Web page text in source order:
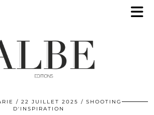
22 JUILLET 2025
SHOOTING
D'INSPIRATION